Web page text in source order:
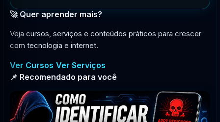
🚀 Quer aprender mais?
Veja cursos, serviços e conteúdos práticos para crescer
com tecnologia e internet.
Ver Cursos Ver Serviços
📌 Recomendado para você